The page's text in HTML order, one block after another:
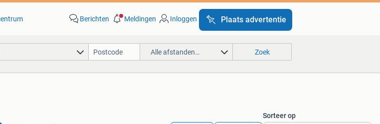
Berichten Meldingen Inloggen Plaats advertentie
Alle afstanden… Zoek
Sorteer op